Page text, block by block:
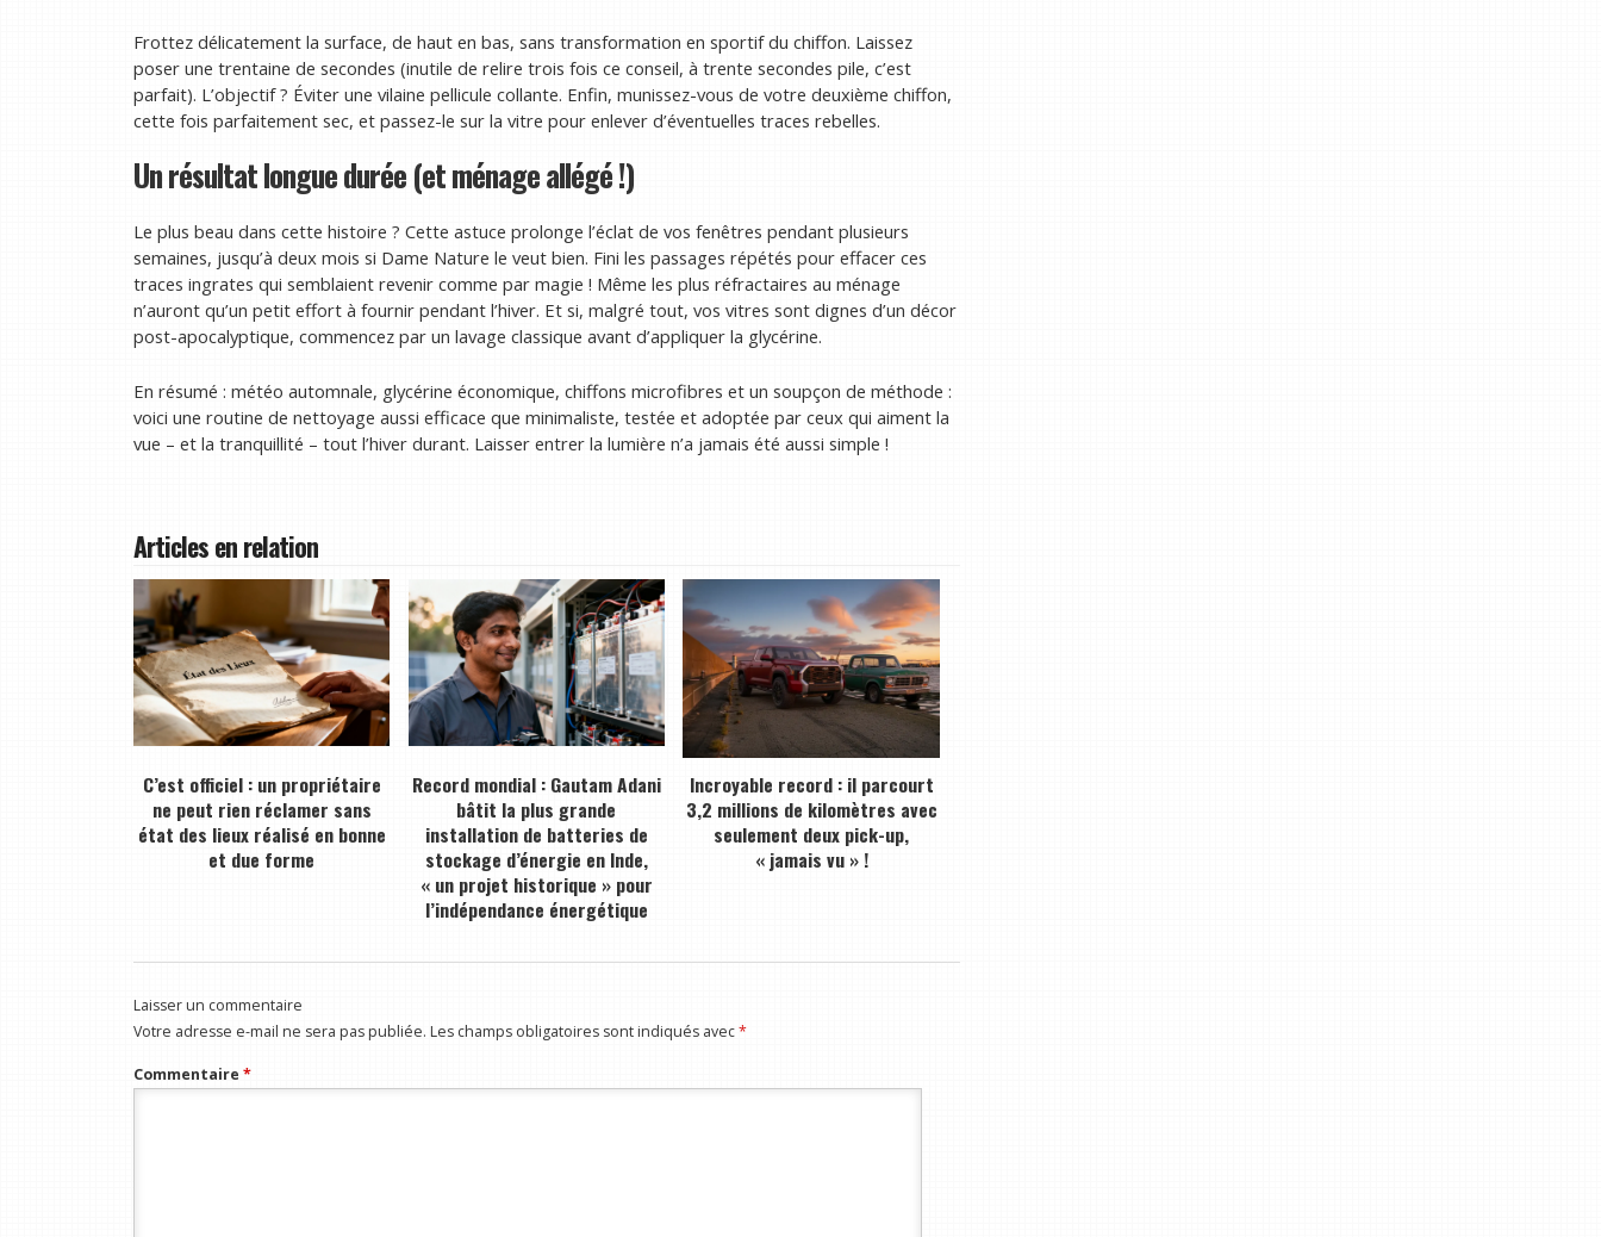
Frottez délicatement la surface, de haut en bas, sans transformation en sportif du chiffon. Laissez
poser une trentaine de secondes (inutile de relire trois fois ce conseil, à trente secondes pile, c’est
parfait). L’objectif ? Éviter une vilaine pellicule collante. Enfin, munissez-vous de votre deuxième chiffon,
cette fois parfaitement sec, et passez-le sur la vitre pour enlever d’éventuelles traces rebelles.
Un résultat longue durée (et ménage allégé !)
Le plus beau dans cette histoire ? Cette astuce prolonge l’éclat de vos fenêtres pendant plusieurs
semaines, jusqu’à deux mois si Dame Nature le veut bien. Fini les passages répétés pour effacer ces
traces ingrates qui semblaient revenir comme par magie ! Même les plus réfractaires au ménage
n’auront qu’un petit effort à fournir pendant l’hiver. Et si, malgré tout, vos vitres sont dignes d’un décor
post-apocalyptique, commencez par un lavage classique avant d’appliquer la glycérine.
En résumé : météo automnale, glycérine économique, chiffons microfibres et un soupçon de méthode :
voici une routine de nettoyage aussi efficace que minimaliste, testée et adoptée par ceux qui aiment la
vue – et la tranquillité – tout l’hiver durant. Laisser entrer la lumière n’a jamais été aussi simple !
Articles en relation
C’est officiel : un propriétaire
ne peut rien réclamer sans
état des lieux réalisé en bonne
et due forme
Record mondial : Gautam Adani
bâtit la plus grande
installation de batteries de
stockage d’énergie en Inde,
« un projet historique » pour
l’indépendance énergétique
Incroyable record : il parcourt
3,2 millions de kilomètres avec
seulement deux pick-up,
« jamais vu » !
Laisser un commentaire
Votre adresse e-mail ne sera pas publiée. Les champs obligatoires sont indiqués avec*
Commentaire *